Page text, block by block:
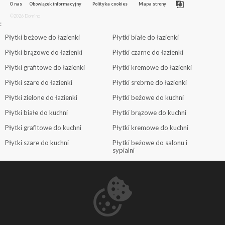
O nas
Obowiązek informacyjny Polityka cookies Mapa strony
©2026 Domino
:
Płytki beżowe do łazienki
Płytki białe do łazienki
Płytki brązowe do łazienki
Płytki czarne do łazienki
Płytki grafitowe do łazienki
Płytki kremowe do łazienki
Płytki szare do łazienki
Płytki srebrne do łazienki
Płytki zielone do łazienki
Płytki beżowe do kuchni
Płytki białe do kuchni
Płytki brązowe do kuchni
Płytki grafitowe do kuchni
Płytki kremowe do kuchni
Płytki szare do kuchni
Płytki beżowe do salonu i
sypialni
Płytki szare do salonu i sypialni
Płytki zielone do salonu i sypialni
Płytki beżowe do holu i
przedpokoju